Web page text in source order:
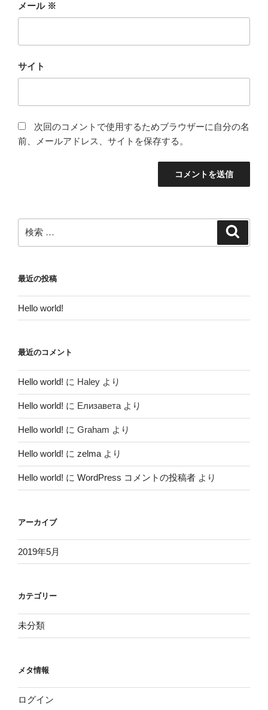
メール ※
サイト
次回のコメントで使用するためブラウザーに自分の名
前、メールアドレス、サイトを保存する。
索:
最近の投稿
Hello world!
最近のコメント
Hello world! に Haley より
Hello world! に Елизавета より
Hello world! に Graham より
Hello world! に zelma より
Hello world! に WordPress コメントの投稿者 より
アーカイブ
2019年5月
カテゴリー
未分類
メタ情報
ログイン